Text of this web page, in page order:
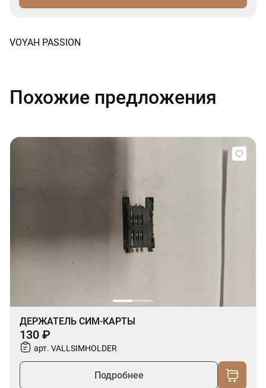
VOYAH PASSION
Похожие предложения
ДЕРЖАТЕЛЬ СИМ-КАРТЫ
130 ₽
арт. VALLSIMHOLDER
Подробнее